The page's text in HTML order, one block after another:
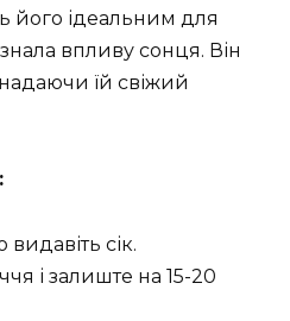
його ідеальним для
впливу сонця. Він
їй свіжий
видавіть сік.
і залиште на 15-20